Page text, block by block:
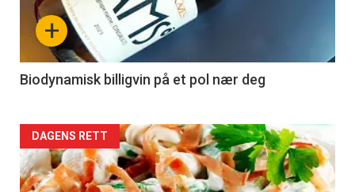
nå
4
+
Biodynamisk billigvin på et pol nær deg
Forsiden
akkurat
DAGENS RETT